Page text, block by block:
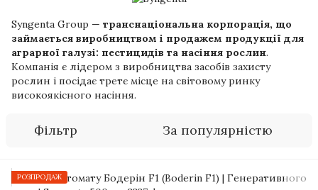
Syngenta Group — транснаціональна корпорація, що
займається виробництвом і продажем продукції для
аграрної галузі: пестицидів та насіння рослин.
Компанія є лідером з виробництва засобів захисту
рослин і посідає третє місце на світовому ринку
високоякісного насіння.
Фільтр За популярністю
РОЗПРОДАЖ